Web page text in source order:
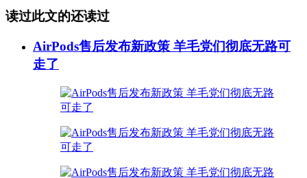
读过此文的还读过
AirPods售后发布新政策 羊毛党们彻底无路可
走了